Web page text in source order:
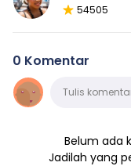
54505
0 Komentar
KomentarTulis
Belum ada
Jadilah yang